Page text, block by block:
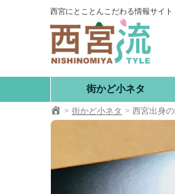
西宮にとことんこだわる情報サイト
街かど小ネタ
街かど小ネタ 西宮出身